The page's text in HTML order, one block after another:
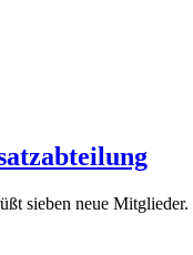
sieben neue Mitglieder.